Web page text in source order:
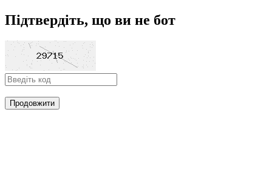
Підтвердіть, що ви не бот
Продовжити